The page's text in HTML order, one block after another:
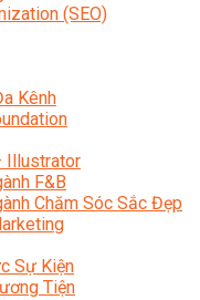
(SEO)
Kênh
Illustrator
F&B
Chăm Sóc Sắc Đẹp
Sự Kiện
Tiện